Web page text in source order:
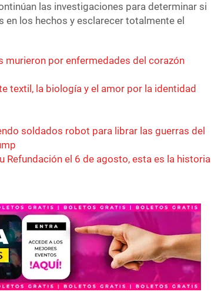
las investigaciones para determinar si
los hechos y esclarecer totalmente el
murieron por enfermedades del corazón
textil, la biología y el amor por la identidad
soldados robot para librar las guerras del
Refundación el 6 de agosto, esta es la historia